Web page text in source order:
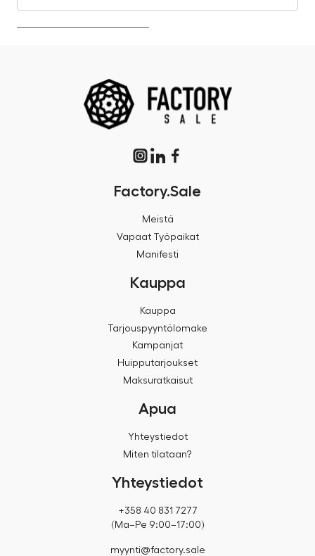
Factory.Sale
Meistä
Vapaat Työpaikat
Manifesti
Kauppa
Kauppa
Tarjouspyyntölomake
Kampanjat
Huipputarjoukset
Maksuratkaisut
Apua
Yhteystiedot
Miten tilataan?
Yhteystiedot
+358 40 831 7277
(Ma–Pe 9:00–17:00)
myynti@factory.sale